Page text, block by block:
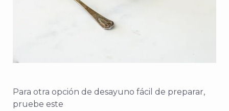
Para otra opción de desayuno fácil de preparar,
pruebe este